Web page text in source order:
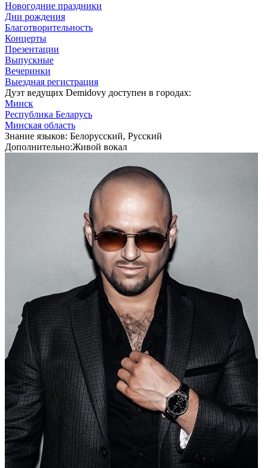
Новогодние праздники
Дни рождения
Благотворительность
Концерты
Презентации
Выпускные
Вечеринки
Выездная регистрация
Дуэт ведущих Demidovy доступен в городах:
Минск
Республика Беларусь
Минская область
Знание языков: Белорусский, Русский
Дополнительно:Живой вокал